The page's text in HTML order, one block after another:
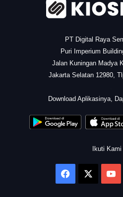
PT Digital Raya
Puri Imperium
Jalan Kuningan Madya
Jakarta Selatan 12980,
Download Aplikasinya,
Ikuti
Facebook